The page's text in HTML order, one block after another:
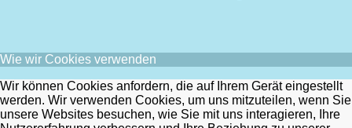
Wie wir Cookies verwenden
Wir können Cookies anfordern, die auf Ihrem Gerät eingestellt
werden. Wir verwenden Cookies, um uns mitzuteilen, wenn Sie
unsere Websites besuchen, wie Sie mit uns interagieren, Ihre